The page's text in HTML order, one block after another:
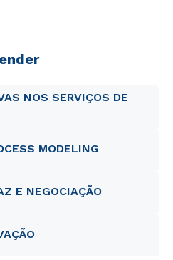
NOS SERVIÇOS DE
MODELING
E NEGOCIAÇÃO